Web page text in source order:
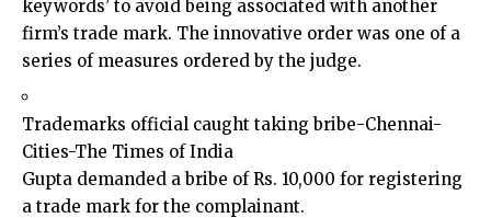
keywords’ to avoid being associated with another
firm’s trade mark. The innovative order was one of a
series of measures ordered by the judge.
Trademarks official caught taking bribe-Chennai-
Cities-The Times of India
Gupta demanded a bribe of Rs. 10,000 for registering
a trade mark for the complainant.